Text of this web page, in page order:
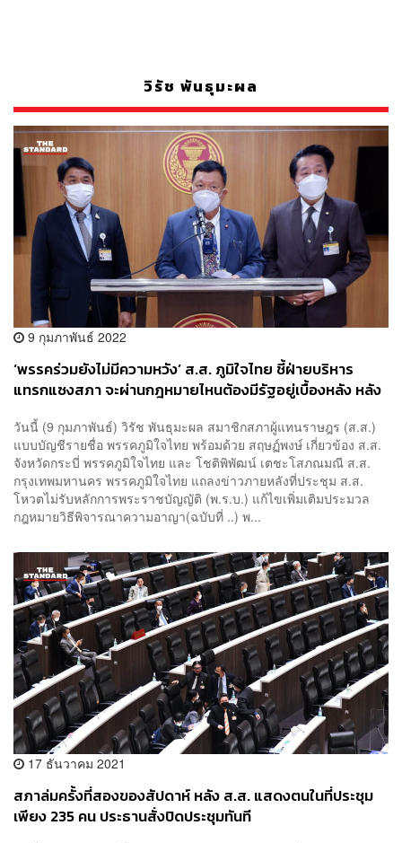
วิรัช พันธุมะผล
9 กุมภาพันธ์ 2022
‘พรรคร่วมยังไม่มีความหวัง’ ส.ส. ภูมิใจไทย ชี้ฝ่ายบริหาร
แทรกแซงสภา จะผ่านกฎหมายไหนต้องมีรัฐอยู่เบื้องหลัง หลัง
วันนี้ (9 กุมภาพันธ์) วิรัช พันธุมะผล สมาชิกสภาผู้แทนราษฎร (ส.ส.)
แบบบัญชีรายชื่อ พรรคภูมิใจไทย พร้อมด้วย สฤษฏ์พงษ์ เกี่ยวข้อง ส.ส.
จังหวัดกระบี่ พรรคภูมิใจไทย และ โชติพิพัฒน์ เตชะโสภณมณี ส.ส.
กรุงเทพมหานคร พรรคภูมิใจไทย แถลงข่าวภายหลังที่ประชุม ส.ส.
โหวตไม่รับหลักการพระราชบัญญัติ (พ.ร.บ.) แก้ไขเพิ่มเติมประมวล
กฎหมายวิธีพิจารณาความอาญา(ฉบับที่ ..) พ...
17 ธันวาคม 2021
สภาล่มครั้งที่สองของสัปดาห์ หลัง ส.ส. แสดงตนในที่ประชุม
เพียง 235 คน ประธานสั่งปิดประชุมทันที